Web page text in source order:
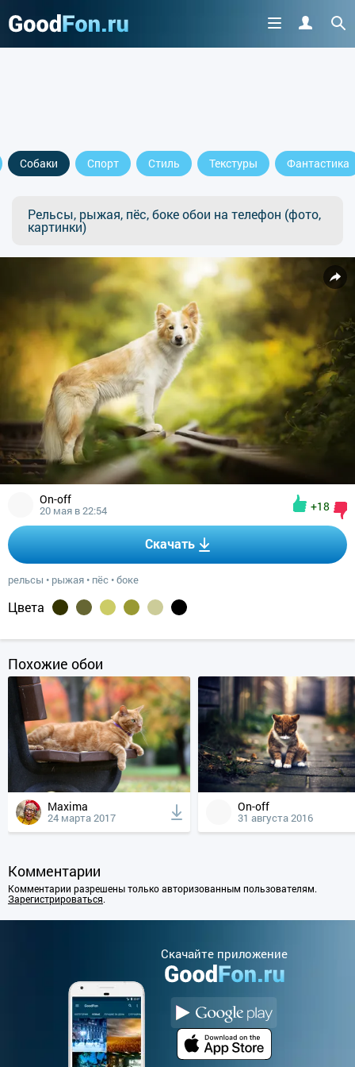
Собаки Спорт Стиль Текстуры Фантастика
Рельсы, рыжая, пёс, боке обои на телефон (фото,
картинки)
On-off
20 мая в 22:54 +18
Скачать
рельсы • рыжая • пёс •боке
Цвета
Похожие обои
Maxima
24 марта 2017
On-off
31 августа 2016
Комментарии
Комментарии разрешены только авторизованным пользователям.
Зарегистрироваться.
Cкачайте приложение